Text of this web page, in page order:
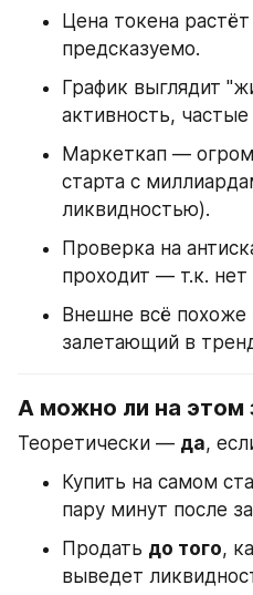
Цена токена
предсказуемо.
График выглядит
активность,
Маркеткап —
старта с
ликвидностью).
Проверка на
проходит — т.к.
Внешне всё похоже
залетающий в
А можно ли на этом
Теоретически — да,
Купить на самом
пару минут после
Продать до того,
выведет